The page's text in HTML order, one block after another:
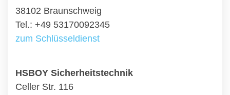
38102 Braunschweig
Tel.: +49 53170092345
zum Schlüsseldienst
HSBOY Sicherheitstechnik
Celler Str. 116